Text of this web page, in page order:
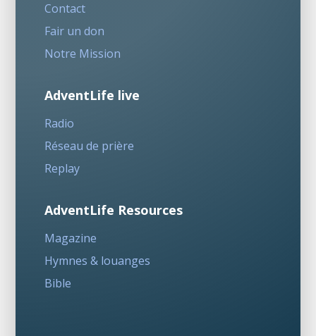
Contact
Fair un don
Notre Mission
AdventLife live
Radio
Réseau de prière
Replay
AdventLife Resources
Magazine
Hymnes & louanges
Bible